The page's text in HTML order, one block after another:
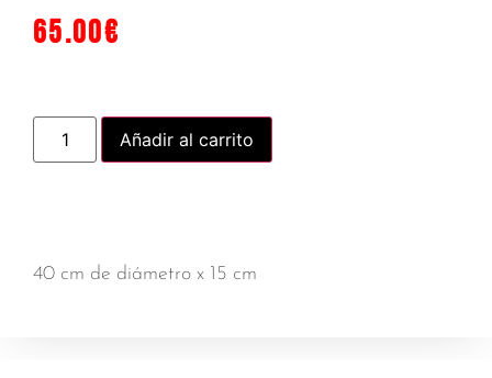
65.00€
Añadir al carrito
40 cm de diámetro x 15 cm